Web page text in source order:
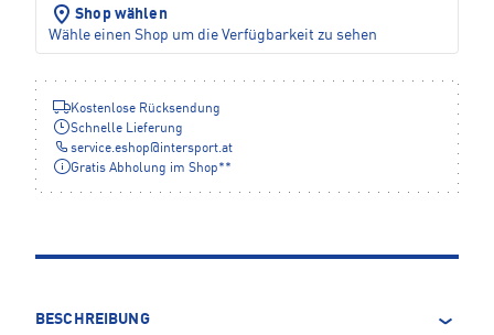
Shop wählen
Wähle einen Shop um die Verfügbarkeit zu sehen
Kostenlose Rücksendung
Schnelle Lieferung
service.eshop@ intersport.at
Gratis Abholung im Shop**
BESCHREIBUNG